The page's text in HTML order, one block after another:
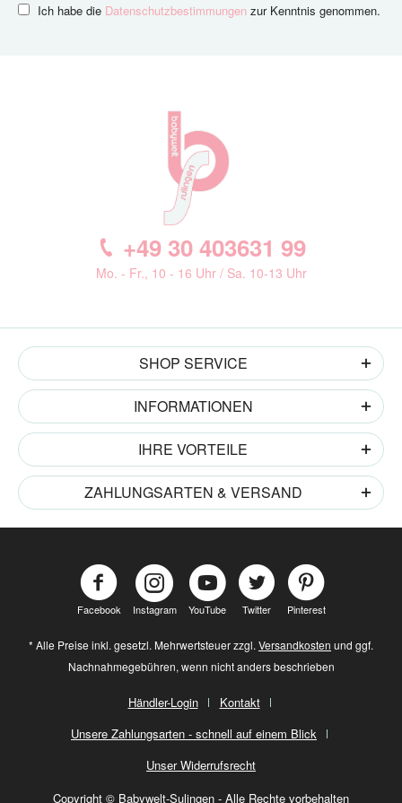
Ich habe die Datenschutzbestimmungen zur Kenntnis genommen.
+49 30 403631 99
Mo. - Fr., 10 - 16 Uhr / Sa. 10-13 Uhr
SHOP SERVICE
INFORMATIONEN
IHRE VORTEILE
ZAHLUNGSARTEN & VERSAND
Facebook Instagram YouTube Twitter Pinterest
* Alle Preise inkl. gesetzl. Mehrwertsteuer zzgl. Versandkosten und ggf.
Nachnahmegebühren, wenn nicht anders beschrieben
Händler-Login
Kontakt
Unsere Zahlungsarten - schnell auf einem Blick
Unser Widerrufsrecht
Copyright © Babywelt-Sulingen - Alle Rechte vorbehalten